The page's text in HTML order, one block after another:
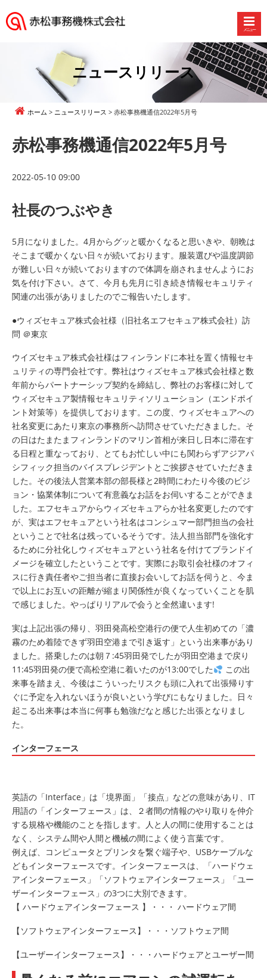
メニュー
社
ニュースリリース
ホーム ニュースリリース 赤松事務機通信2022年5月号
赤松事務機通信2022年5月号
2022-05-10 09:00
社長のつぶやき
5月になりました。4月からグッと暖かくなると思いきや、朝晩は
そこまで暖かくない日々が続いております。服装選びや温度調節
が難しい日々が続いておりますので体調を崩されませんようにお
気を付け下さい。さて、今月も先月に引き続き情報セキュリティ
関連の出張がありましたのでご報告いたします。
●ウィズセキュア株式会社様（旧社名エフセキュア株式会社）訪
問 ＠東京
ウイズセキュア株式会社様はフィンランドに本社を置く情報セキ
ュリティの専門会社です。弊社はウィズセキュア株式会社様と数
年前からパートナーシップ契約を締結し、弊社のお客様に対して
ウィズセキュア製情報セキュリティソリューション（エンドポイ
ント対策等）を提供しております。この度、ウィズセキュアへの
社名変更にあたり東京の事務所へ訪問させていただきました。そ
の日はたまたまフィンランドのマリン首相が来日し日本に滞在す
る日程と重なっており、とてもお忙しい中にも関わらずアジアパ
シフィック担当のバイスプレジデントとご挨拶させていただきま
した。その後法人営業本部の部⾧様と2時間にわたり今後のビジ
ョン・協業体制について有意義なお話をお伺いすることができま
した。エフセキュアからウィズセキュアらか社名変更したのです
が、実はエフセキュアという社名はコンシュマー部門担当の会社
ということで社名は残っているそうです。法人担当部門を強化す
るために分社化しウィズセキュアという社名を付けてブランドイ
メージを確立したということです。実際にお取引会社様のオフィ
スに行き責任者やご担当者に直接お会いしてお話を伺うと、今ま
で以上にお互いの距離が縮まり関係性が良くなっていくことを肌
で感じました。やっぱりリアルで会うと全然違います!
実は上記出張の帰り、羽田発高松空港行の便で人生初めての「濃
霧のため着陸できず羽田空港まで引き返す」という出来事があり
ました。搭乗したのは朝７:45羽田発でしたが羽田空港まで戻り
11:45羽田発の便で高松空港に着いたのが13:00でした
この出
来事を踏まえ、今後はこういったリスクも頭に入れて出張帰りす
ぐに予定を入れないほうが良いという学びにもなりました。日々
起こる出来事は本当に何事も勉強だなと感じた出張となりまし
た。
インターフェース
英語の「Interface」は「境界面」「接点」などの意味があり、IT
用語の「インターフェース」は、２者間の情報のやり取りを仲介
する規格や機能のことを指します。人と人の間に使用することは
なく、システム間や人間と機械の間によく使う言葉です。
例えば、コンピュータとプリンタを繋ぐ端子や、USBケーブルな
どもインターフェースです。インターフェースは、「ハードウェ
アインターフェース」「ソフトウェアインターフェース」「ユー
ザーインターフェース」の3つに大別できます。
【 ハードウェアインターフェース 】・・・ ハードウェア間
【ソフトウェアインターフェース】・・・ソフトウェア間
【ユーザーインターフェース】・・・ハードウェアとユーザー間